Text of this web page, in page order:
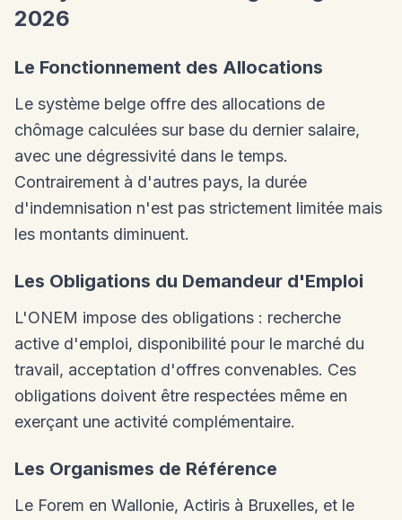
2026
Le Fonctionnement des Allocations
Le système belge offre des allocations de
chômage calculées sur base du dernier salaire,
avec une dégressivité dans le temps.
Contrairement à d'autres pays, la durée
d'indemnisation n'est pas strictement limitée mais
les montants diminuent.
Les Obligations du Demandeur d'Emploi
L'ONEM impose des obligations : recherche
active d'emploi, disponibilité pour le marché du
travail, acceptation d'offres convenables. Ces
obligations doivent être respectées même en
exerçant une activité complémentaire.
Les Organismes de Référence
Le Forem en Wallonie, Actiris à Bruxelles, et le